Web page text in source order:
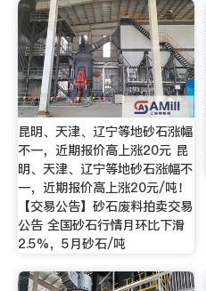
昆明、天津、辽宁等地砂石涨幅
不一，近期报价高上涨20元 昆
明、天津、辽宁等地砂石涨幅不
一，近期报价高上涨20元/吨！
【交易公告】砂石废料拍卖交易
公告 全国砂石行情月环比下滑
2.5%，5月砂石/吨